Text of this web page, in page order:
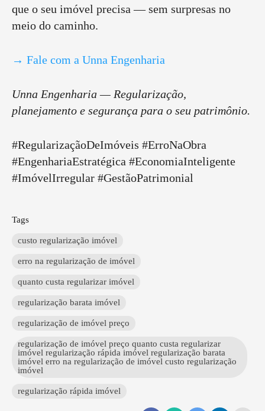
que o seu imóvel precisa — sem surpresas no
meio do caminho.
→ Fale com a Unna Engenharia
Unna Engenharia — Regularização,
planejamento e segurança para o seu patrimônio.
#RegularizaçãoDeImóveis #ErroNaObra
#EngenhariaEstratégica #EconomiaInteligente
#ImóvelIrregular #GestãoPatrimonial
Tags
custo regularização imóvel
erro na regularização de imóvel
quanto custa regularizar imóvel
regularização barata imóvel
regularização de imóvel preço
regularização de imóvel preço quanto custa regularizar
imóvel regularização rápida imóvel regularização barata
imóvel erro na regularização de imóvel custo regularização
imóvel
regularização rápida imóvel